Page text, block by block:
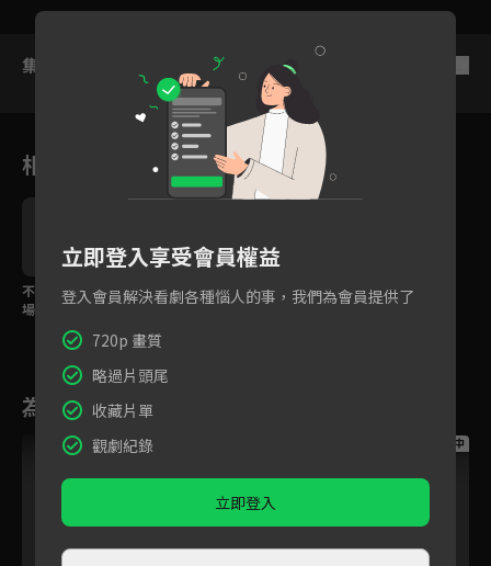
集數列表
相關花絮
不必背！40種日常生活
場景，看動畫英語單字
專為初階學習者設計！
生活化主題+看動畫輕鬆
為您推薦
跟播中 跟播中
立即登入享受會員權益
登入會員解決看劇各種惱人的事，我們為會員提供了
720p 畫質
略過片頭尾
收藏片單
觀劇紀錄
立即登入